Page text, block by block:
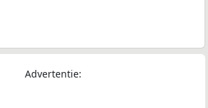
Advertentie: